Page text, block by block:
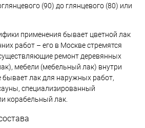
(90) до глянцевого (80) или
применения бывает цветной лак
работ – его в Москве стремятся
ремонт деревянных
мебели (мебельный лак) внутри
бывает лак для наружных работ,
специализированный
корабельный лак.